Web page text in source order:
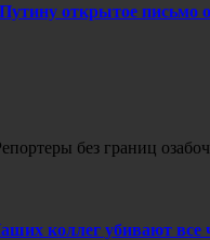
открытое письмо
без границ
коллег убивают все